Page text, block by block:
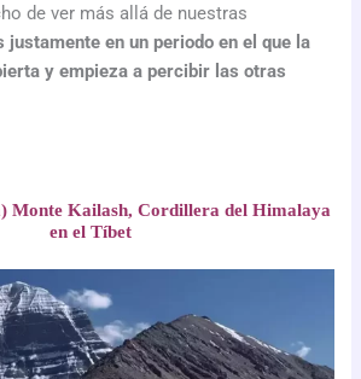
de ver más allá de nuestras
justamente en un periodo en el que la
y empieza a percibir las otras
Monte Kailash, Cordillera del Himalaya
en el Tíbet